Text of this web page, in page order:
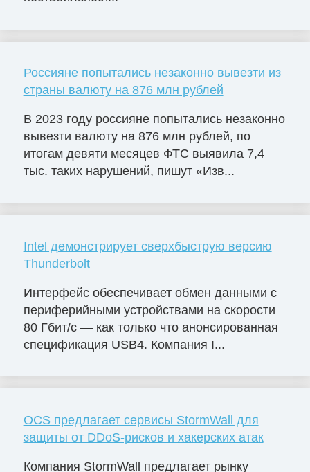
Россияне попытались незаконно вывезти из
страны валюту на 876 млн рублей
В 2023 году россияне попытались незаконно
вывезти валюту на 876 млн рублей, по
итогам девяти месяцев ФТС выявила 7,4
тыс. таких нарушений, пишут «Изв...
Intel демонстрирует сверхбыструю версию
Thunderbolt
Интерфейс обеспечивает обмен данными с
периферийными устройствами на скорости
80 Гбит/с — как только что анонсированная
спецификация USB4. Компания I...
OCS предлагает сервисы StormWall для
защиты от DDoS-рисков и хакерских атак
Компания StormWall предлагает рынку